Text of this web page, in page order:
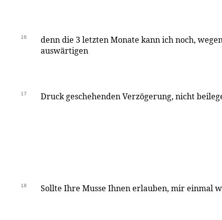
16
denn die 3 letzten Monate kann ich noch,
auswärtigen
17 Druck geschehenden Verzögerung, nicht
18 Sollte Ihre Musse Ihnen erlauben, mir einmal